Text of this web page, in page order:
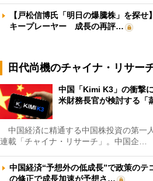
【戸松信博氏「明日の爆騰株」を探
キープレーヤー 成長の再評…
田代尚機のチャイナ・リサー
中国「Kimi K3」の衝撃
米財務長官が検討する
中国経済に精通する中国株投資の第一
連載「チャイナ・リサーチ」。中国企…
中国経済“予想外の低成長”で政策の
の修正で成長加速が予想さ…